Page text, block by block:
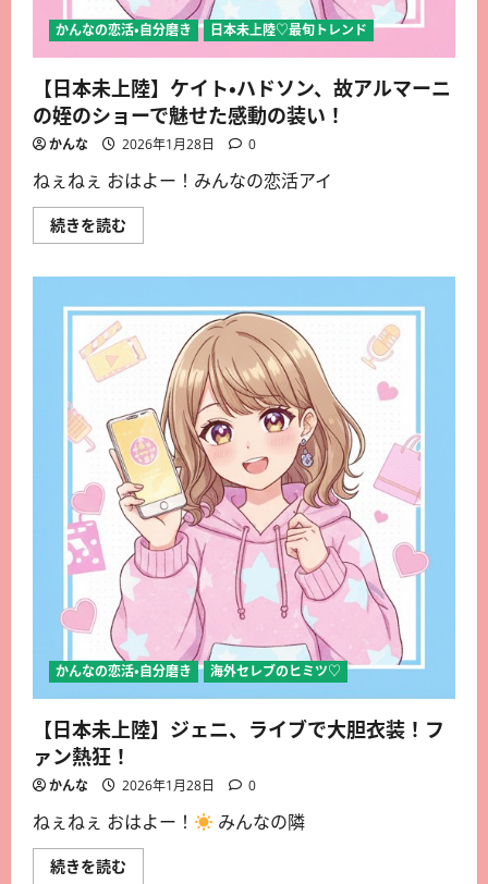
かんなの恋活・自分磨き 日本未上陸♡最旬トレンド
【日本未上陸】ケイト・ハドソン、故アルマーニ
の姪のショーで魅せた感動の装い！
かんな 2026年1月28日 0
ねぇねぇ おはよー！みんなの恋活アイ
続きを読む
かんなの恋活・自分磨き 海外セレブのヒミツ♡
【日本未上陸】ジェニ、ライブで大胆衣装！フ
ァン熱狂！
かんな 2026年1月28日 0
ねぇねぇ おはよー！ みんなの隣
続きを読む